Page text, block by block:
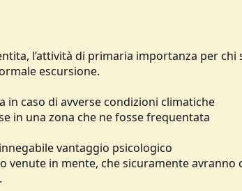
l’attività di primaria importanza per chi
escursione.
caso di avverse condizioni climatiche
in una zona che ne fosse frequentata
vantaggio psicologico
venute in mente, che sicuramente avranno